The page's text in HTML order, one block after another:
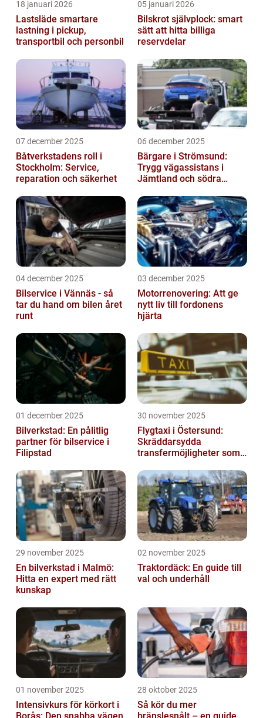
18 januari 2026
Lastsläde smartare
lastning i pickup,
transportbil och personbil
05 januari 2026
Bilskrot självplock: smart
sätt att hitta billiga
reservdelar
07 december 2025
Båtverkstadens roll i
Stockholm: Service,
reparation och säkerhet
06 december 2025
Bärgare i Strömsund:
Trygg vägassistans i
Jämtland och södra
04 december 2025
Bilservice i Vännäs - så
tar du hand om bilen året
runt
03 december 2025
Motorrenovering: Att ge
nytt liv till fordonens
hjärta
01 december 2025
Bilverkstad: En pålitlig
partner för bilservice i
Filipstad
30 november 2025
Flygtaxi i Östersund:
Skräddarsydda
transfermöjligheter som
29 november 2025
En bilverkstad i Malmö:
Hitta en expert med rätt
kunskap
02 november 2025
Traktordäck: En guide till
val och underhåll
01 november 2025
Intensivkurs för körkort i
28 oktober 2025
Så kör du mer